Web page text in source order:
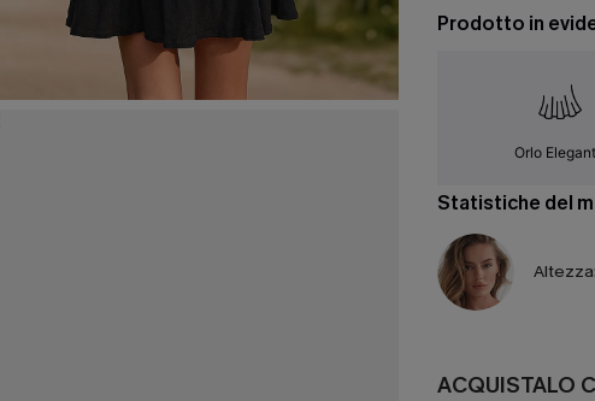
Prodotto in
Orlo
Statistiche del
ACQUISTALO